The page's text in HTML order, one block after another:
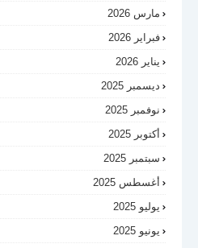
مارس 2026
فبراير 2026
يناير 2026
ديسمبر 2025
نوفمبر 2025
أكتوبر 2025
سبتمبر 2025
أغسطس 2025
يوليو 2025
يونيو 2025